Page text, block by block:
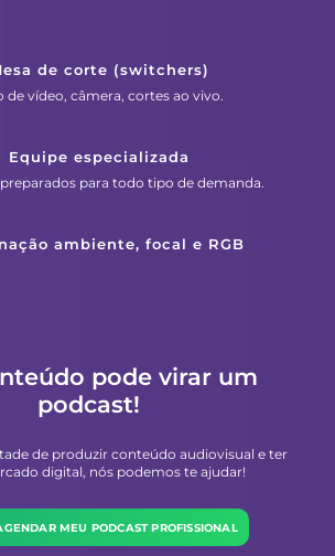
de corte (switchers)
de vídeo, câmera, cortes ao vivo.
Equipe especializada
para todo tipo de demanda.
ambiente, focal e RGB
pode virar um
podcast!
de produzir conteúdo audiovisual e ter
digital, nós podemos te ajudar!
MEU PODCAST PROFISSIONAL